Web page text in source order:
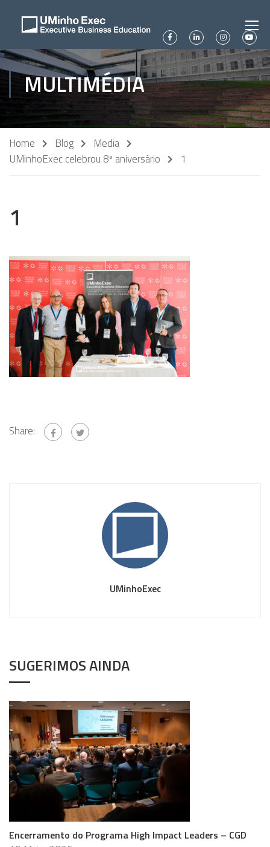
MULTIMÉDIA
Home Blog
Media
UMinhoExec celebrou 8º aniversário
1
1
Share:
UMinhoExec
SUGERIMOS AINDA
Encerramento do Programa High Impact Leaders – CGD